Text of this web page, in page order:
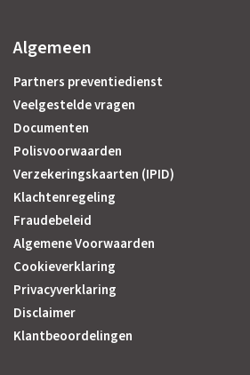
Algemeen
Partners preventiedienst
Veelgestelde vragen
Documenten
Polisvoorwaarden
Verzekeringskaarten (IPID)
Klachtenregeling
Fraudebeleid
Algemene Voorwaarden
Cookieverklaring
Privacyverklaring
Disclaimer
Klantbeoordelingen